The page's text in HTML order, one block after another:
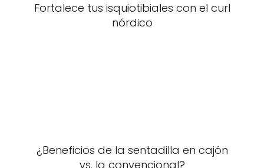
Fortalece tus isquiotibiales con el curl
nórdico
¿Beneficios de la sentadilla en cajón
vs. la convencional?